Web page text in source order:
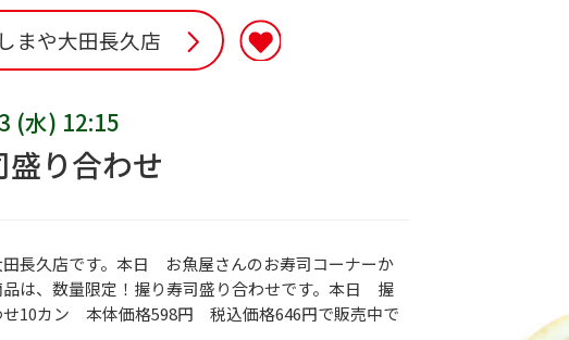
まや大田長久店
(水) 12:15
り合わせ
田長久店です。本日 お魚屋さんのお寿司コーナーか
品は、数量限定！握り寿司盛り合わせです。本日 握
せ10カン 本体価格598円 税込価格646円で販売中で